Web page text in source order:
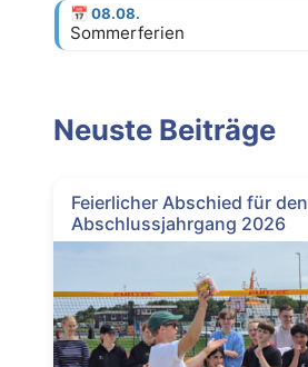
📅 08.08.
Sommerferien
Neuste Beiträge
Feierlicher Abschied für den
Abschlussjahrgang 2026